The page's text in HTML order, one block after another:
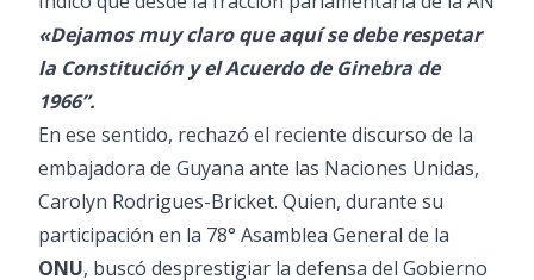
«Dejamos muy claro que aquí se debe respetar
la Constitución y el Acuerdo de Ginebra de
1966”.
En ese sentido, rechazó el reciente discurso de la
embajadora de Guyana ante las Naciones Unidas,
Carolyn Rodrigues-Bricket. Quien, durante su
participación en la 78° Asamblea General de la
ONU, buscó desprestigiar la defensa del Gobierno